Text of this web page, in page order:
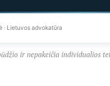
· Lietuvos advokatūra
ir nepakeičia individualios